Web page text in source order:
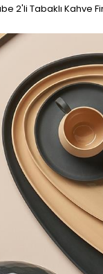
2'li Tabaklı Kahve